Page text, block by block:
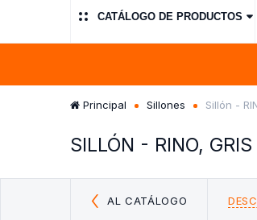
CATÁLOGO DE PRODUCTOS
Principal Sillones Sillón -
SILLÓN - RINO,
AL CATÁLOGO